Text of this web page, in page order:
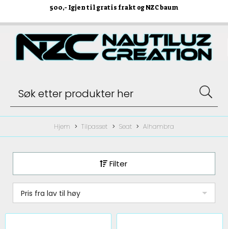
500,- Igjen til gratis frakt og NZC baum
Hjem Tilpasset Seat Alhambra
Filter
Pris fra lav til høy